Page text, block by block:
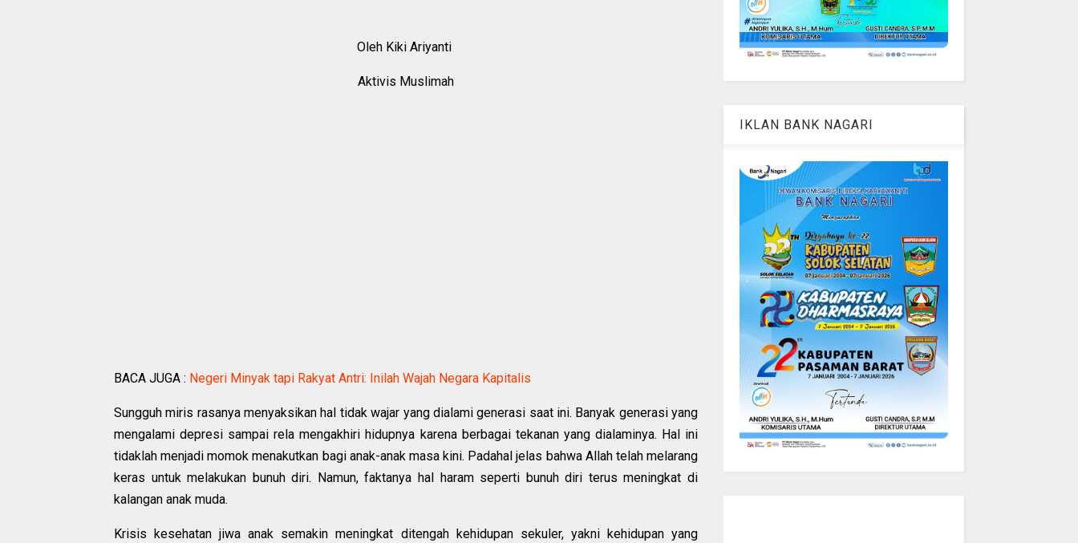
Oleh Kiki Ariyanti
Aktivis Muslimah
BACA JUGA : Negeri Minyak tapi Rakyat Antri: Inilah Wajah Negara Kapitalis
Sungguh miris rasanya menyaksikan hal tidak wajar yang dialami generasi saat ini. Banyak generasi yang
mengalami depresi sampai rela mengakhiri hidupnya karena berbagai tekanan yang dialaminya. Hal ini
tidaklah menjadi momok menakutkan bagi anak-anak masa kini. Padahal jelas bahwa Allah telah melarang
keras untuk melakukan bunuh diri. Namun, faktanya hal haram seperti bunuh diri terus meningkat di
kalangan anak muda.
Krisis kesehatan jiwa anak semakin meningkat ditengah kehidupan sekuler, yakni kehidupan yang
IKLAN BANK NAGARI